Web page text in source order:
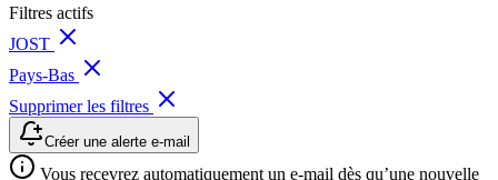
Filtres actifs
JOST
Pays-Bas
Supprimer les filtres
Créer une alerte e-mail
Vous recevrez automatiquement un e-mail dès qu’une nouvelle